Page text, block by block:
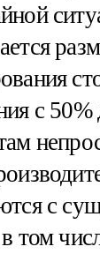
с
с
том